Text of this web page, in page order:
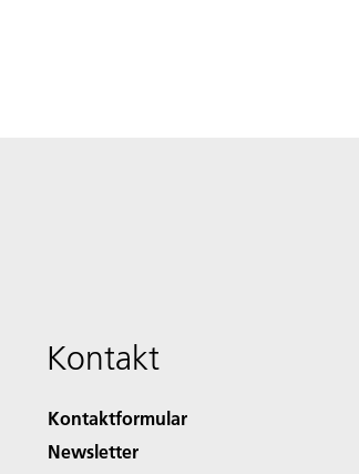
Kontakt
Kontaktformular
Newsletter